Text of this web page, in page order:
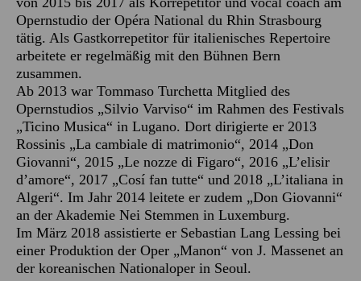
Opernstudio der Opéra National du Rhin Strasbourg
tätig. Als Gastkorrepetitor für italienisches Repertoire
arbeitete er regelmäßig mit den Bühnen Bern
zusammen.
Ab 2013 war Tommaso Turchetta Mitglied des
Opernstudios „Silvio Varviso“ im Rahmen des Festivals
„Ticino Musica“ in Lugano. Dort dirigierte er 2013
Rossinis „La cambiale di matrimonio“, 2014 „Don
Giovanni“, 2015 „Le nozze di Figaro“, 2016 „L’elisir
d’amore“, 2017 „Cosí fan tutte“ und 2018 „L’italiana in
Algeri“. Im Jahr 2014 leitete er zudem „Don Giovanni“
an der Akademie Nei Stemmen in Luxemburg.
Im März 2018 assistierte er Sebastian Lang Lessing bei
einer Produktion der Oper „Manon“ von J. Massenet an
der koreanischen Nationaloper in Seoul.